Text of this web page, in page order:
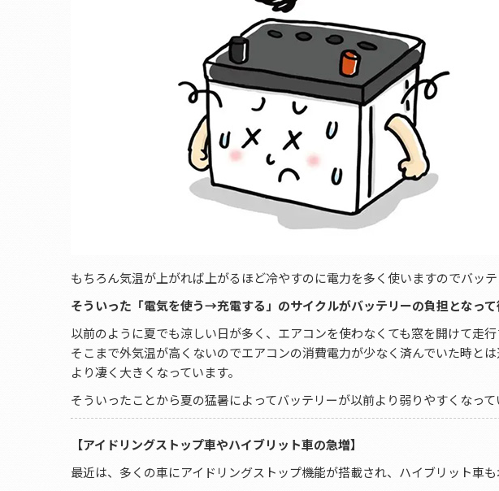
もちろん気温が上がれば上がるほど冷やすのに電力を多く使いますのでバッテ
そういった「電気を使う→充電する」のサイクルがバッテリーの負担となって
以前のように夏でも涼しい日が多く、エアコンを使わなくても窓を開けて走
そこまで外気温が高くないのでエアコンの消費電力が少なく済んでいた時と
より凄く大きくなっています。
そういったことから夏の猛暑によってバッテリーが以前より弱りやすくなって
【アイドリングストップ車やハイブリット車の急増】
最近は、多くの車にアイドリングストップ機能が搭載され、ハイブリット車も